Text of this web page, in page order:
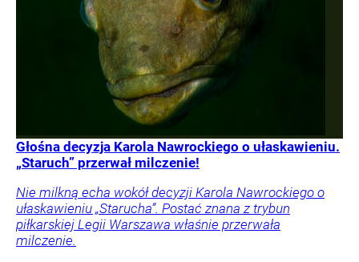
Głośna decyzja Karola Nawrockiego o ułaskawieniu.
„Staruch” przerwał milczenie!
Nie milkną echa wokół decyzji Karola Nawrockiego o
ułaskawieniu „Starucha”. Postać znana z trybun
piłkarskiej Legii Warszawa właśnie przerwała
milczenie.